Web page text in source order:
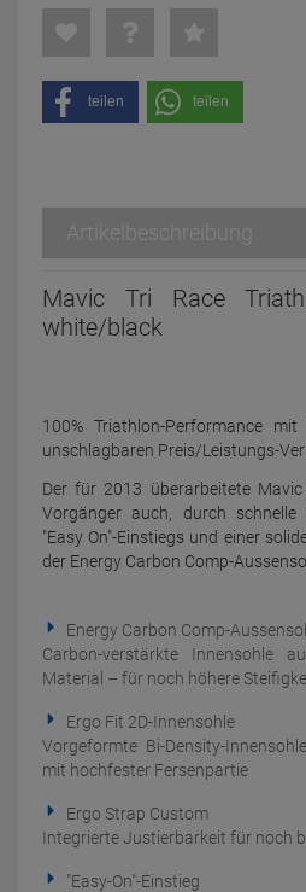
teilen teilen
Artikelbeschreibung
Mavic Tri Race
white/black
100% Triathlon-Performance
unschlagbaren Preis/Leistungs-
Der für 2013 überarbeitete
Vorgänger auch, durch schnelle
"Easy On"-Einstiegs und einer
der Energy Carbon Comp-
Energy Carbon Comp-
Carbon-verstärkte Innensohle
Material – für noch höhere
Ergo Fit 2D-Innensohle
Vorgeformte Bi-Density-
mit hochfester Fersenpartie
Ergo Strap Custom
Integrierte Justierbarkeit für noch
"Easy-On"-Einstieg